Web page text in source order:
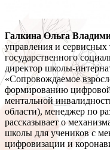
Галкина Ольга
управления и
государственного
директор школы-
«Сопровождаемое
формированию цифровой
ментальной
области), менеджер по
рассказывает о
школы для учеников с
цифровизации и